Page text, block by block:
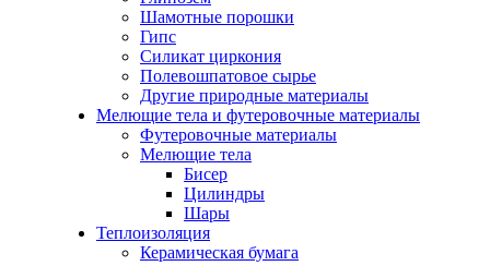
Шамотные порошки
Гипс
Силикат циркония
Полевошпатовое сырье
Другие природные материалы
Мелющие тела и футеровочные материалы
Футеровочные материалы
Мелющие тела
Бисер
Цилиндры
Шары
Теплоизоляция
Керамическая бумага